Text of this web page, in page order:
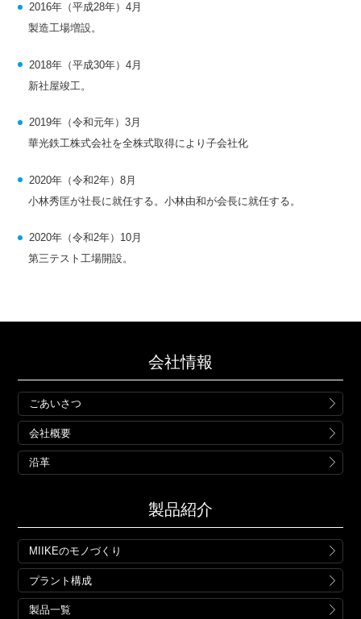
2016年（平成28年）4月
製造工場増設。
2018年（平成30年）4月
新社屋竣工。
2019年（令和元年）3月
華光鉄工株式会社を全株式取得により子会社化
2020年（令和2年）8月
小林秀匡が社長に就任する。小林由和が会長に就任する。
2020年（令和2年）10月
第三テスト工場開設。
会社情報
ごあいさつ
会社概要
沿革
製品紹介
MIIKEのモノづくり
プラント構成
製品一覧